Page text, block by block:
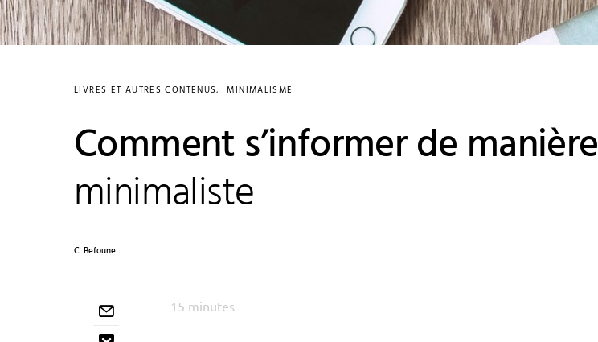
LIVRES ET AUTRES CONTENUS MINIMALISME
Comment s’informer de manière
minimaliste
C. Befoune
15 minutes